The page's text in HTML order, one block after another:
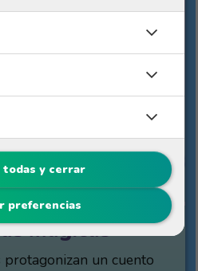
preferencias
y cerrar
10%
$44.10
mágicas
protagonizan un cuento